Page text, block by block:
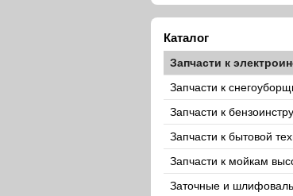
Каталог
Запчасти к
Запчасти к
Запчасти к
Запчасти к бытовой
Запчасти к мойкам
Заточные и